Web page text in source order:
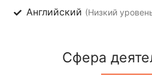
Английский (Низкий
Сфера